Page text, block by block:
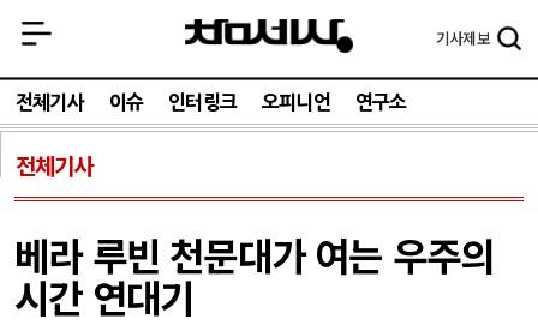
기사제보
전체기사 이슈 인터링크 오피니언 연구소
전체기사
베라 루빈 천문대가 여는 우주의
시간 연대기